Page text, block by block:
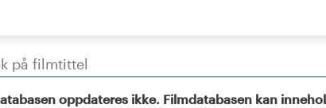
oppdateres ikke. Filmdatabasen kan